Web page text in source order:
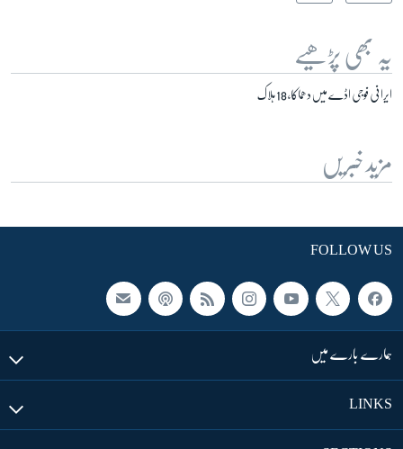
یہ بھی پڑھیے
ایرانی فوجی اڈے میں دھماکا، 18 ہلاک
مزید خبریں
FOLLOW US
ہمارے بارے میں
LINKS